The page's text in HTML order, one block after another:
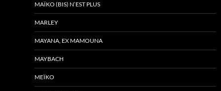
MAÏKO (BIS) N’EST PLUS
MARLEY
MAYANA, EX MAMOUNA
MAYBACH
MEÏKO